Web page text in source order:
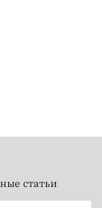
статьи